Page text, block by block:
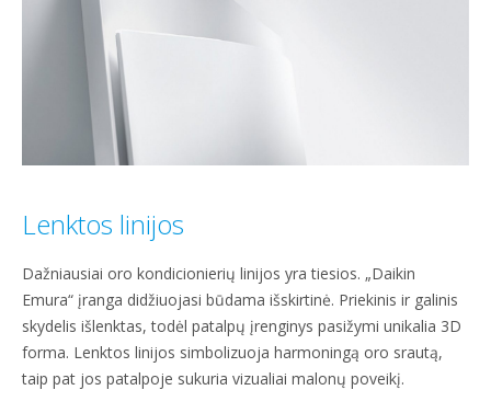
Lenktos linijos
Dažniausiai oro kondicionierių linijos yra tiesios. „Daikin
Emura“ įranga didžiuojasi būdama išskirtinė. Priekinis ir galinis
skydelis išlenktas, todėl patalpų įrenginys pasižymi unikalia 3D
forma. Lenktos linijos simbolizuoja harmoningą oro srautą,
taip pat jos patalpoje sukuria vizualiai malonų poveikį.